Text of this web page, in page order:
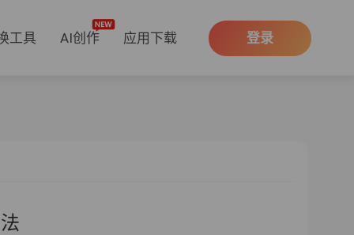
工具 AI创作 应用下载 登录